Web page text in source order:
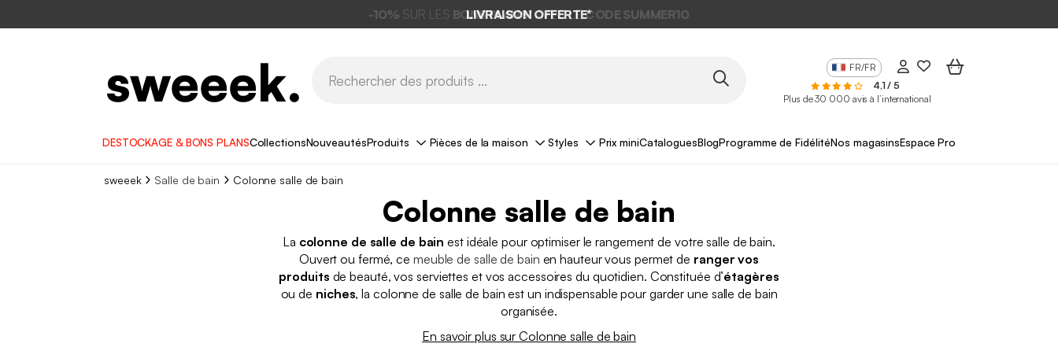
LIVRAISON OFFERTE*
FR/FR
4,1 / 5
Plus de 30 000 avis à l’international
DESTOCKAGE & BONS PLANSCollectionsNouveautésProduits Pièces de la maison Styles Prix miniCataloguesBlogProgramme de FidélitéNos magasinsEspace Pro
sweeek Salle de bain Colonne salle de bain
Colonne salle de bain
La colonne de salle de bain est idéale pour optimiser le rangement de votre salle de bain.
Ouvert ou fermé, ce meuble de salle de bain en hauteur vous permet de ranger vos
produits de beauté, vos serviettes et vos accessoires du quotidien. Constituée d’étagères
ou de niches, la colonne de salle de bain est un indispensable pour garder une salle de bain
organisée.
En savoir plus sur Colonne salle de bain